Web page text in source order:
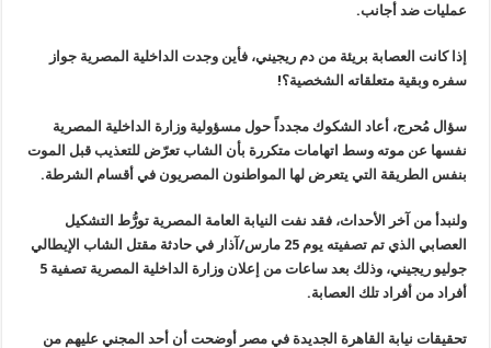
عمليات ضد أجانب.
إذا كانت العصابة بريئة من دم ريجيني، فأين وجدت الداخلية المصرية جواز
سفره وبقية متعلقاته الشخصية؟!
سؤال مُحرج، أعاد الشكوك مجدداً حول مسؤولية وزارة الداخلية المصرية
نفسها عن موته وسط اتهامات متكررة بأن الشاب تعرّض للتعذيب قبل الموت
بنفس الطريقة التي يتعرض لها المواطنون المصريون في أقسام الشرطة.
ولنبدأ من آخر الأحداث، فقد نفت النيابة العامة المصرية تورُّط التشكيل
العصابي الذي تم تصفيته يوم 25 مارس/آذار في حادثة مقتل الشاب الإيطالي
جوليو ريجيني، وذلك بعد ساعات من إعلان وزارة الداخلية المصرية تصفية 5
أفراد من أفراد تلك العصابة.
تحقيقات نيابة القاهرة الجديدة في مصر أوضحت أن أحد المجني عليهم من